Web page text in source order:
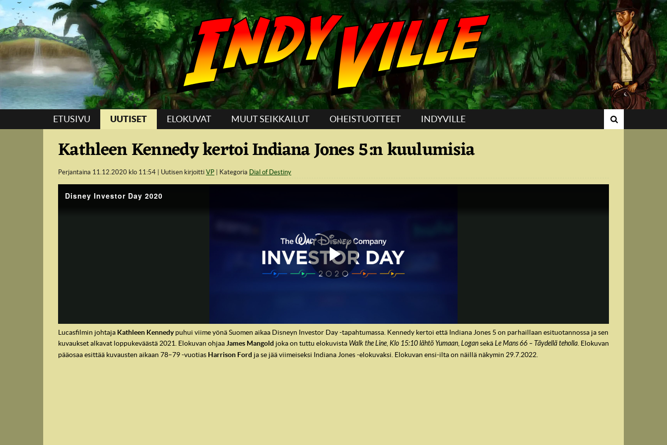
Suoraan sisältöön
ETUSIVU UUTISET ELOKUVAT MUUT SEIKKAILUT OHEISTUOTTEET INDYVILLE
Kathleen Kennedy kertoi Indiana Jones 5:n kuulumisia
Perjantaina 11.12.2020 klo 11:54 Uutisen kirjoitti VP Kategoria Dial of Destiny
Lucasfilmin johtaja Kathleen Kennedypuhui viime yönä Suomen aikaa Disneyn Investor Day -tapahtumassa. Kennedy kertoi että Indiana Jones 5 on parhaillaan esituotannossa ja sen
kuvaukset alkavat loppukeväästä 2021. Elokuvan ohjaa James Mangold joka on tuttu elokuvista Walk the Line Klo 15:10 lähtö Yumaan LogansekäLe Mans 66 – Täydellä teholla . Elokuvan
pääosaa esittää kuvausten aikaan 78–79 -vuotias Harrison Ford ja se jää viimeiseksi Indiana Jones -elokuvaksi. Elokuvan ensi-ilta on näillä näkymin 29.7.2022.